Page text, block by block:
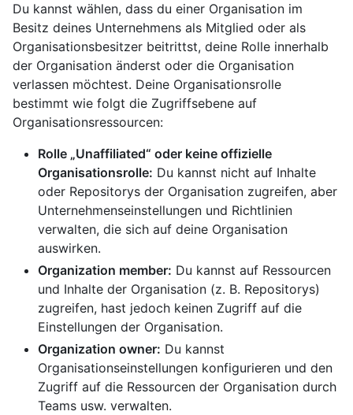
Du kannst wählen, dass du einer Organisation im
Besitz deines Unternehmens als Mitglied oder als
Organisationsbesitzer beitrittst, deine Rolle innerhalb
der Organisation änderst oder die Organisation
verlassen möchtest. Deine Organisationsrolle
bestimmt wie folgt die Zugriffsebene auf
Organisationsressourcen:
Rolle „Unaffiliated“ oder keine offizielle
Organisationsrolle: Du kannst nicht auf Inhalte
oder Repositorys der Organisation zugreifen, aber
Unternehmenseinstellungen und Richtlinien
verwalten, die sich auf deine Organisation
auswirken.
Organization member: Du kannst auf Ressourcen
und Inhalte der Organisation (z. B. Repositorys)
zugreifen, hast jedoch keinen Zugriff auf die
Einstellungen der Organisation.
Organization owner: Du kannst
Organisationseinstellungen konfigurieren und den
Zugriff auf die Ressourcen der Organisation durch
Teams usw. verwalten.